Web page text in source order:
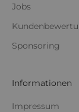
Jobs
Sponsoring
Informationen
Impressum